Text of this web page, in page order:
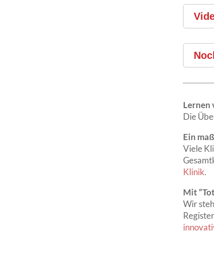
Lernen
Die
Ein
Viele
Klinik.
Mit
Wir